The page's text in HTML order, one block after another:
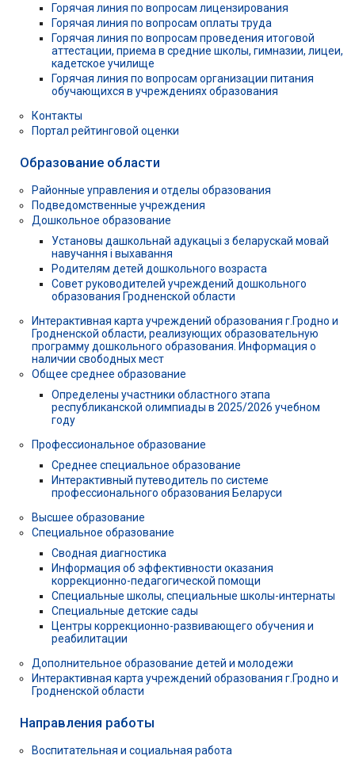
Горячая линия по вопросам лицензирования
Горячая линия по вопросам оплаты труда
Горячая линия по вопросам проведения итоговой
аттестации, приема в средние школы, гимназии, лицеи,
кадетское училище
Горячая линия по вопросам организации питания
обучающихся в учреждениях образования
Контакты
Портал рейтинговой оценки
Образование области
Районные управления и отделы образования
Подведомственные учреждения
Дошкольное образование
Установы дашкольнай адукацыі з беларускай мовай
навучання і выхавання
Родителям детей дошкольного возраста
Совет руководителей учреждений дошкольного
образования Гродненской области
Интерактивная карта учреждений образования г.Гродно и
Гродненской области, реализующих образовательную
программу дошкольного образования. Информация о
наличии свободных мест
Общее среднее образование
Определены участники областного этапа
республиканской олимпиады в 2025/2026 учебном
году
Профессиональное образование
Среднее специальное образование
Интерактивный путеводитель по системе
профессионального образования Беларуси
Высшее образование
Специальное образование
Сводная диагностика
Информация об эффективности оказания
коррекционно-педагогической помощи
Специальные школы, специальные школы-интернаты
Специальные детские сады
Центры коррекционно-развивающего обучения и
реабилитации
Дополнительное образование детей и молодежи
Интерактивная карта учреждений образования г.Гродно и
Гродненской области
Направления работы
Воспитательная и социальная работа